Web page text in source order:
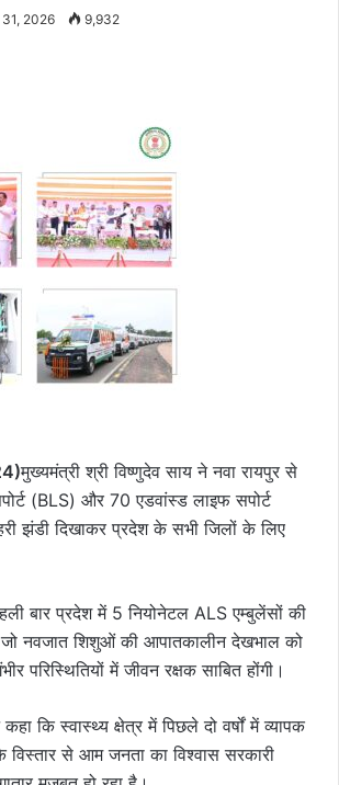
2026 9,932
मुख्यमंत्री श्री विष्णुदेव साय ने नवा रायपुर से
(BLS) और 70 एडवांस्ड लाइफ सपोर्ट
झंडी दिखाकर प्रदेश के सभी जिलों के लिए
बार प्रदेश में 5 नियोनेटल ALS एम्बुलेंसों की
नवजात शिशुओं की आपातकालीन देखभाल को
परिस्थितियों में जीवन रक्षक साबित होंगी।
कि स्वास्थ्य क्षेत्र में पिछले दो वर्षों में व्यापक
से आम जनता का विश्वास सरकारी